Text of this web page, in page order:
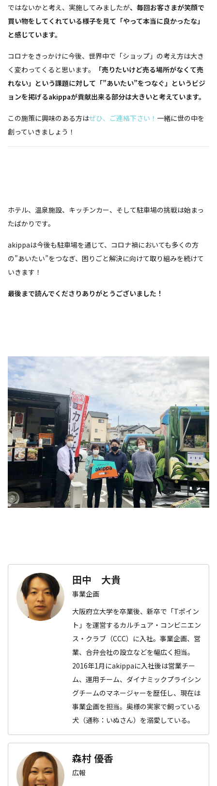
ではないかと考え、実施してみましたが、毎回お客さまが笑顔で
買い物をしてくれている様子を見て「やって本当に良かったな」
と感じています。
コロナをきっかけに今後、世界中で「ショップ」の考え方は大き
く変わってくると思います。
「売りたいけど売る場所がなくて売
れない」という課題に対して「”あいたい”をつなぐ」というビジ
ョンを掲げるakippaが貢献出来る部分は大きいと考えています。
この施策に興味のある方はぜひ、ご連絡下さい！ 一緒に世の中を
創っていきましょう！
ホテル、温泉施設、キッチンカー、そして駐車場の挑戦は始まっ
たばかりです。
akippaは今後も駐車場を通じて、コロナ禍においても多くの方
の”あいたい”をつなぎ、困りごと解決に向けて取り組みを続けて
いきます！
最後まで読んでくださりありがとうございました！
田中 大貴
事業企画
大阪府立大学を卒業後、新卒で「Tポイン
ト」を運営するカルチュア・コンビニエン
ス・クラブ（CCC）に入社。事業企画、営
業、合弁会社の設立などを幅広く担当。
2016年1月にakippaに入社後は営業チー
ム、運用チーム、ダイナミックプライシン
グチームのマネージャーを歴任し、現在は
事業企画を担当。奥様の実家で飼っている
犬（通称：いぬさん）を溺愛している。
森村 優香
広報